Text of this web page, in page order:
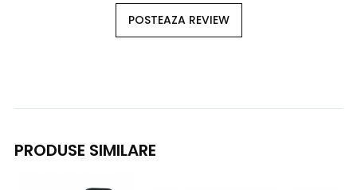
POSTEAZA REVIEW
PRODUSE SIMILARE